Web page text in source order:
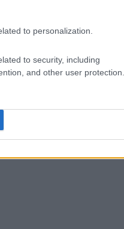
to personalization.
to security, including
and other user protection.